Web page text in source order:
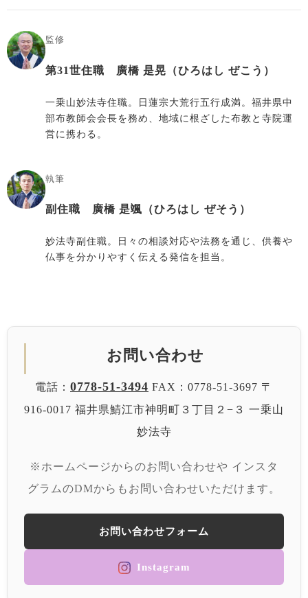
監修
第31世住職 廣橋 是晃（ひろはし ぜこう）
一乗山妙法寺住職。日蓮宗大荒行五行成満。福井県中
部布教師会会長を務め、地域に根ざした布教と寺院運
営に携わる。
執筆
副住職 廣橋 是颯（ひろはし ぜそう）
妙法寺副住職。日々の相談対応や法務を通じ、供養や
仏事を分かりやすく伝える発信を担当。
お問い合わせ
電話： 0778-51-3494 FAX：0778-51-3697 〒
916-0017 福井県鯖江市神明町３丁目２−３ 一乗山
妙法寺
※ホームページからのお問い合わせや インスタ
グラムのDMからもお問い合わせいただけます。
お問い合わせフォーム
Instagram